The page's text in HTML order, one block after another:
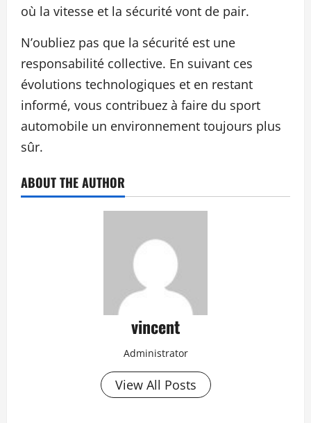
où la vitesse et la sécurité vont de pair.
N’oubliez pas que la sécurité est une
responsabilité collective. En suivant ces
évolutions technologiques et en restant
informé, vous contribuez à faire du sport
automobile un environnement toujours plus
sûr.
ABOUT THE AUTHOR
vincent
Administrator
View All Posts